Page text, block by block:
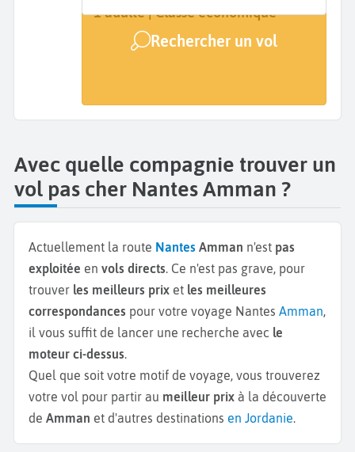
Nantes (NTE)
Dates de votre voyage
1 adulte | Classe économique
Rechercher un vol
Avec quelle compagnie trouver un
vol pas cher Nantes Amman ?
Actuellement la route Nantes Amman n'est pas
exploitée en vols directs. Ce n'est pas grave, pour
trouver les meilleurs prix et les meilleures
correspondances pour votre voyage Nantes Amman,
il vous suffit de lancer une recherche avec le
moteur ci-dessus.
Quel que soit votre motif de voyage, vous trouverez
votre vol pour partir au meilleur prix à la découverte
de Amman et d'autres destinations en Jordanie.